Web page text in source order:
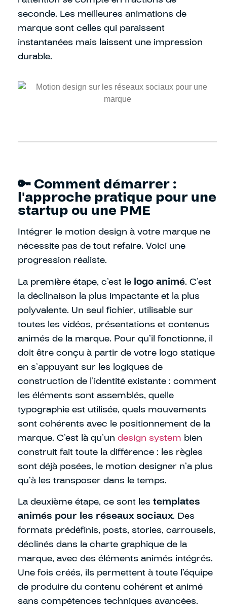
seconde. Les meilleures animations de
marque sont celles qui paraissent
instantanées mais laissent une impression
durable.
🔑 Comment démarrer :
l'approche pratique pour une
startup ou une PME
Intégrer le motion design à votre marque ne
nécessite pas de tout refaire. Voici une
progression réaliste.
La première étape, c’est le logo animé. C’est
la déclinaison la plus impactante et la plus
polyvalente. Un seul fichier, utilisable sur
toutes les vidéos, présentations et contenus
animés de la marque. Pour qu’il fonctionne, il
doit être conçu à partir de votre logo statique
en s’appuyant sur les logiques de
construction de l’identité existante : comment
les éléments sont assemblés, quelle
typographie est utilisée, quels mouvements
sont cohérents avec le positionnement de la
marque. C’est là qu’un design system bien
construit fait toute la différence : les règles
sont déjà posées, le motion designer n’a plus
qu’à les transposer dans le temps.
La deuxième étape, ce sont lestemplates
animés pour les réseaux sociaux. Des
formats prédéfinis, posts, stories, carrousels,
déclinés dans la charte graphique de la
marque, avec des éléments animés intégrés.
Une fois créés, ils permettent à toute l’équipe
de produire du contenu cohérent et animé
sans compétences techniques avancées.